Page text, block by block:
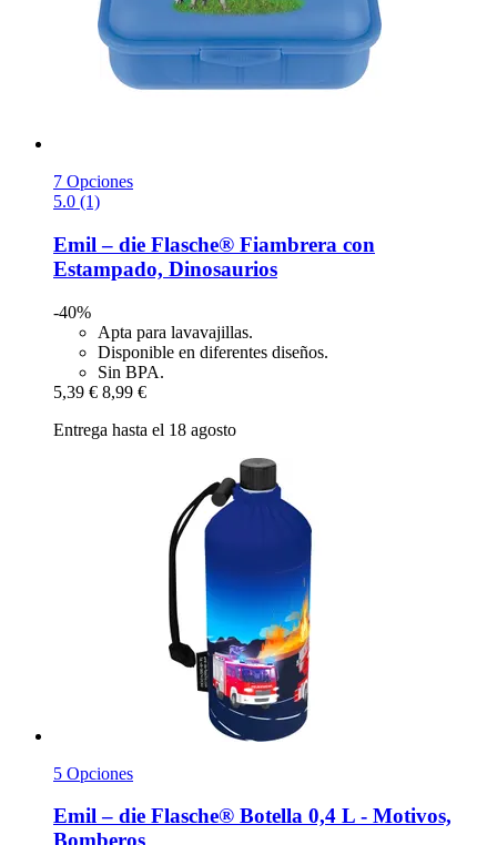
7 Opciones
5.0 (1)
Emil – die Flasche® Fiambrera con
Estampado, Dinosaurios
-40%
Apta para lavavajillas.
Disponible en diferentes diseños.
Sin BPA.
5,39 € 8,99 €
Entrega hasta el 18 agosto
5 Opciones
Emil – die Flasche® Botella 0,4 L -​ Motivos,
Bomberos